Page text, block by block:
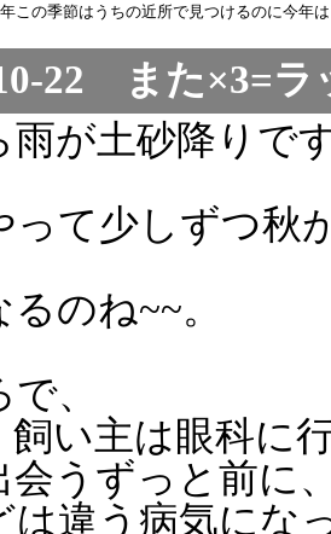
この季節はうちの近所で見つけるのに今年
22 また×3=ラ
雨が土砂降りで
って少しずつ秋
のね~~。
、
飼い主は眼科に
会うずっと前に
は違う病気にな